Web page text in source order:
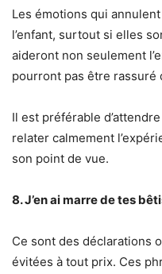
Les émotions qui
l’enfant, surtout si elles
aideront non seulement
pourront pas être rassuré
Il est préférable
relater calmement
son point de vue.
8. J’en ai marre de tes
Ce sont des déclarations
évitées à tout prix. Ces